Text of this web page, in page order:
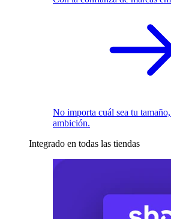
No importa cuál sea tu
ambición.
Integrado en todas las tiendas